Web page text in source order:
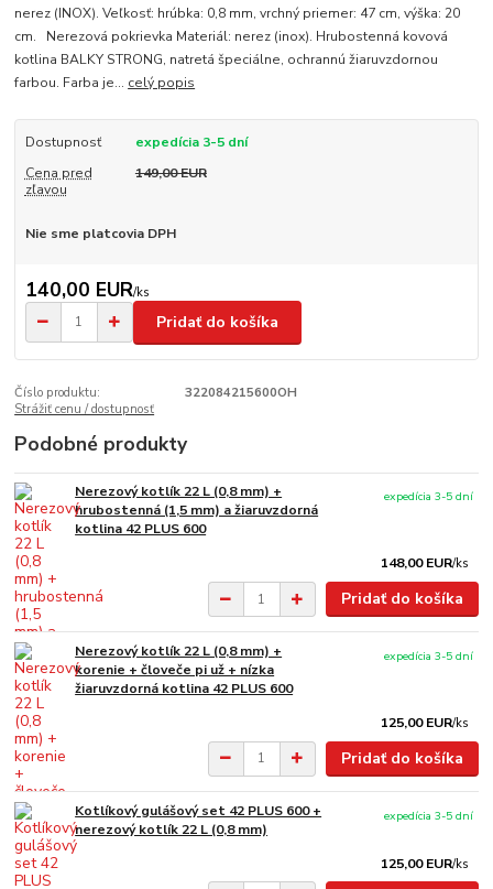
nerez (INOX). Veľkosť: hrúbka: 0,8 mm, vrchný priemer: 47 cm, výška: 20
cm. Nerezová pokrievka Materiál: nerez (inox). Hrubostenná kovová
kotlina BALKY STRONG, natretá špeciálne, ochrannú žiaruvzdornou
farbou. Farba je... celý popis
Dostupnosť
expedícia 3-5 dní
Cena pred
zľavou
149,00 EUR
Nie sme platcovia DPH
140,00 EUR/ks
Pridať do košíka
Číslo produktu:
322084215600OH
Strážiť cenu / dostupnosť
Podobné produkty
Nerezový kotlík 22 L (0,8 mm) +
hrubostenná (1,5 mm) a žiaruvzdorná
kotlina 42 PLUS 600
148,00 EUR/ks
expedícia 3-5 dní
Pridať do košíka
Nerezový kotlík 22 L (0,8 mm) +
korenie + človeče pi už + nízka
žiaruvzdorná kotlina 42 PLUS 600
125,00 EUR/ks
expedícia 3-5 dní
Pridať do košíka
Kotlíkový gulášový set 42 PLUS 600 +
nerezový kotlík 22 L (0,8 mm)
125,00 EUR/ks
expedícia 3-5 dní